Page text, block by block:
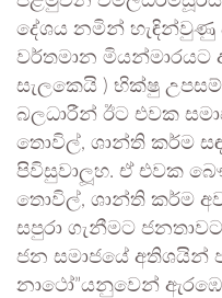
දේශය නමින් හැඳින්වුණු
වර්තමාන මියන්මාරයට
සැලකෙයි ) භික්ෂු
බලධාරීන් ඊට එවක
තොවිල්, ශාන්ති කර්ම
පිවිසුවාලූහ. ඒ එවක
තොවිල්, ශාන්ති කර්ම
සපුරා ගැනීමට
ජන සමාජයේ අතිශයින්
නාථෝ”යනුවෙන්